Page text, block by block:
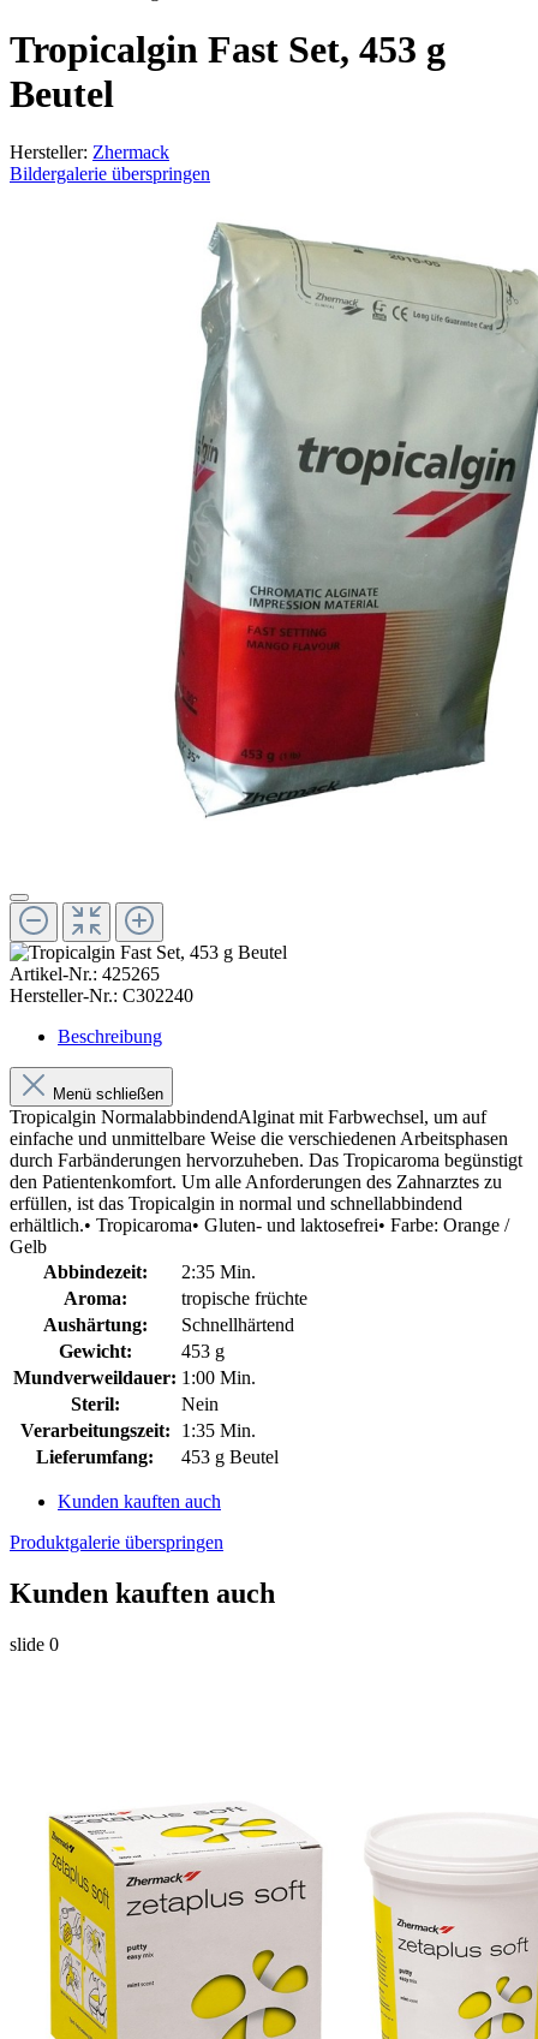
Tropicalgin Fast Set, 453 g
Beutel
Hersteller: Zhermack
Bildergalerie überspringen
Artikel-Nr.: 425265
Hersteller-Nr.: C302240
Beschreibung
Menü schließen
Tropicalgin NormalabbindendAlginat mit Farbwechsel, um auf
einfache und unmittelbare Weise die verschiedenen Arbeitsphasen
durch Farbänderungen hervorzuheben. Das Tropicaroma begünstigt
den Patientenkomfort. Um alle Anforderungen des Zahnarztes zu
erfüllen, ist das Tropicalgin in normal und schnellabbindend
erhältlich.• Tropicaroma• Gluten- und laktosefrei• Farbe: Orange /
Gelb
Abbindezeit:
2:35 Min.
Aroma:
tropische früchte
Aushärtung:
Schnellhärtend
Gewicht:
453 g
Mundverweildauer: 1:00 Min.
Steril:
Nein
Verarbeitungszeit:
1:35 Min.
Lieferumfang:
453 g Beutel
Kunden kauften auch
Produktgalerie überspringen
Kunden kauften auch
slide 0